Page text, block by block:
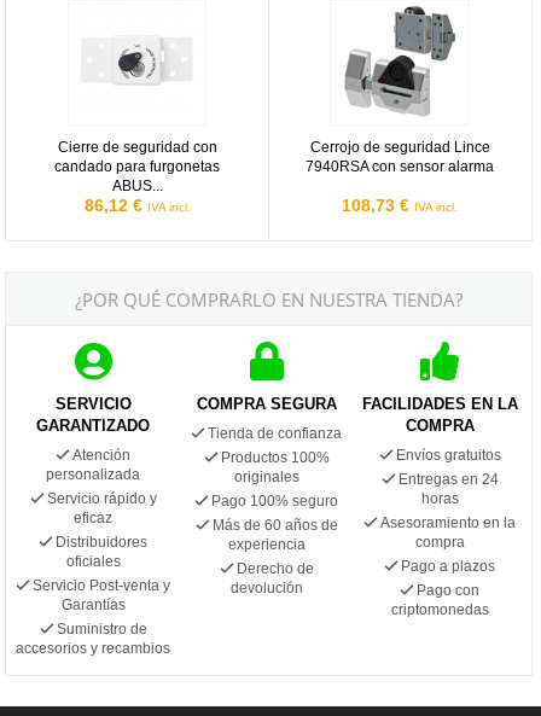
Cierre de seguridad con
candado para furgonetas
ABUS...
86,12 € IVA incl.
Cerrojo de seguridad Lince
7940RSA con sensor alarma
108,73 € IVA incl.
¿POR QUÉ COMPRARLO EN NUESTRA TIENDA?
SERVICIO
GARANTIZADO
Atención
personalizada
Servicio rápido y
eficaz
Distribuidores
oficiales
Servicio Post-venta y
Garantías
Suministro de
accesorios y recambios
COMPRA SEGURA
Tienda de confianza
Productos 100%
originales
Pago 100% seguro
Más de 60 años de
experiencia
Derecho de
devolución
FACILIDADES EN LA
COMPRA
Envíos gratuitos
Entregas en 24
horas
Asesoramiento en la
compra
Pago a plazos
Pago con
criptomonedas